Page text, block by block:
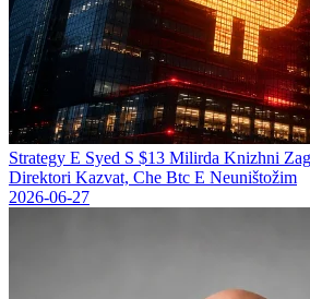
Strategy Е Syed S $13 Milirda Knizhni
Direktori Kazvat, Che Btc E Neuništožim
2026-06-27